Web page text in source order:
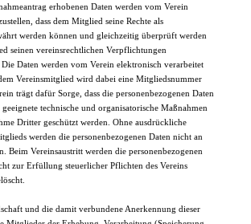
erhobenen Daten werden vom Verein
dass dem Mitglied seine Rechte als
ährt werden können und gleichzeitig überprüft werden
seinen vereinsrechtlichen Verpflichtungen
Daten werden vom Verein elektronisch verarbeitet
Vereinsmitglied wird dabei eine Mitgliedsnummer
trägt dafür Sorge, dass die personenbezogenen Daten
technische und organisatorische Maßnahmen
Dritter geschützt werden. Ohne ausdrückliche
werden die personenbezogenen Daten nicht an
Beim Vereinsaustritt werden die personenbezogenen
zur Erfüllung steuerlicher Pflichten des Vereins
öscht.
und die damit verbundene Anerkennung dieser